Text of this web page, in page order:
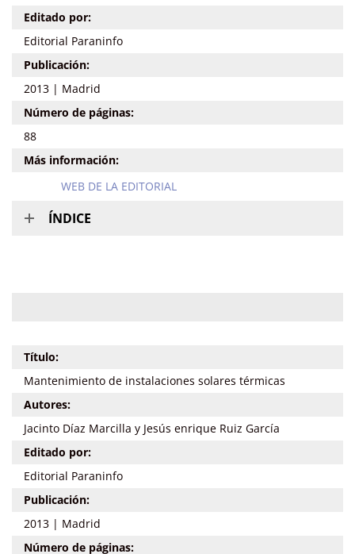
Editado por:
Editorial Paraninfo
Publicación:
2013 | Madrid
Número de páginas:
88
Más información:
WEB DE LA EDITORIAL
ÍNDICE
Título:
Mantenimiento de instalaciones solares térmicas
Autores:
Jacinto Díaz Marcilla y Jesús enrique Ruiz García
Editado por:
Editorial Paraninfo
Publicación:
2013 | Madrid
Número de páginas: